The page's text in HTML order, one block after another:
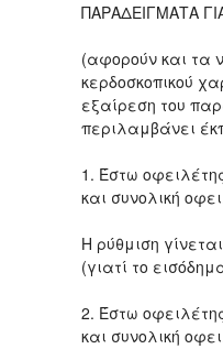
ΠΑΡΑΔΕΙΓΜΑΤΑ
(αφορούν και τα
κερδοσκοπικού
εξαίρεση του
περιλαμβάνει
1. Έστω
και συνολική
Η ρύθμιση
(γιατί το
2. Έστω
και συνολική